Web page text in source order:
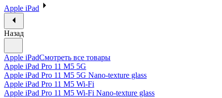
Apple iPad
Назад
Apple iPadСмотреть все товары
Apple iPad Pro 11 M5 5G
Apple iPad Pro 11 M5 5G Nano-texture glass
Apple iPad Pro 11 M5 Wi-Fi
Apple iPad Pro 11 M5 Wi-Fi Nano-texture glass